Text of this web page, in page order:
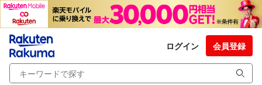
ログイン 会員登録